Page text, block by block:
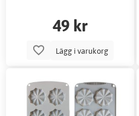
49 kr
Lägg i varukorg